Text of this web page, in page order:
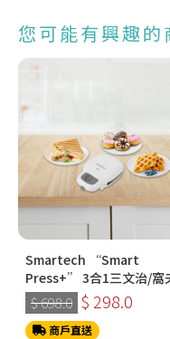
您可能有興趣
Smartech “Smart
Press+” 3合1三文治/窩
冬甩機 SM-2228
$ 698.0 $ 298.0
商戶直送